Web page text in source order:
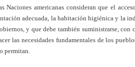
Naciones americanas consideran que el
adecuada, la habitación higiénica y la
y que debe también suministrarse,
las necesidades funda­mentales de los
permitan.